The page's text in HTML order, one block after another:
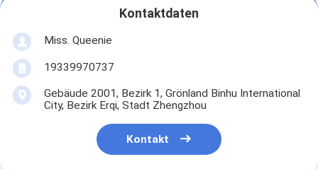
Kontaktdaten
Miss. Queenie
19339970737
Gebäude 2001, Bezirk 1, Grönland Binhu International
City, Bezirk Erqi, Stadt Zhengzhou
Kontakt